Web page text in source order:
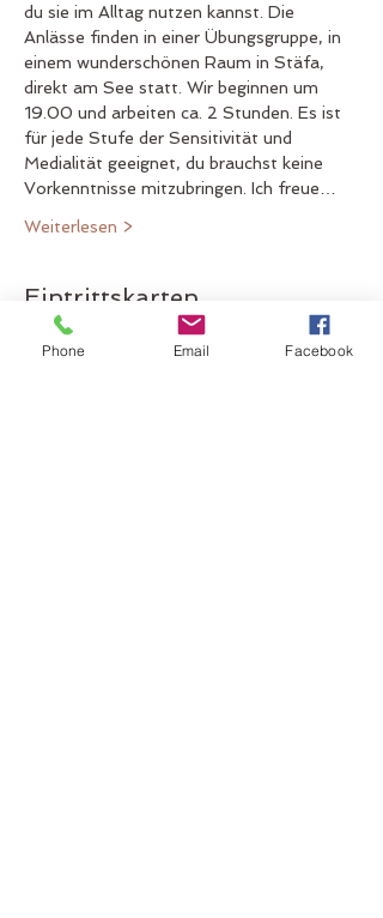
du sie im Alltag nutzen kannst. Die
Anlässe finden in einer Übungsgruppe, in
einem wunderschönen Raum in Stäfa,
direkt am See statt. Wir beginnen um
19.00 und arbeiten ca. 2 Stunden. Es ist
für jede Stufe der Sensitivität und
Medialität geeignet, du brauchst keine
Vorkenntnisse mitzubringen. Ich freue…
Weiterlesen >
Eintrittskarten
Phone Email Facebook